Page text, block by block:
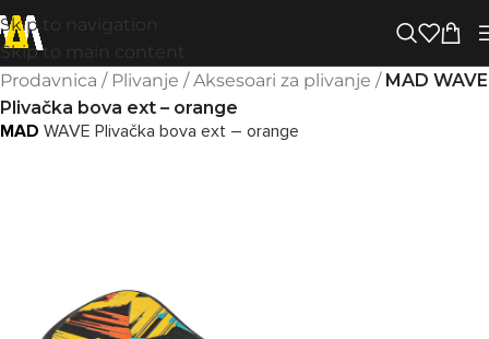
Skip to navigation
Skip to main content
Prodavnica / Plivanje /Aksesoari za plivanje / MAD WAVE
Plivačka bova ext – orange
MAD WAVE Plivačka bova ext – orange